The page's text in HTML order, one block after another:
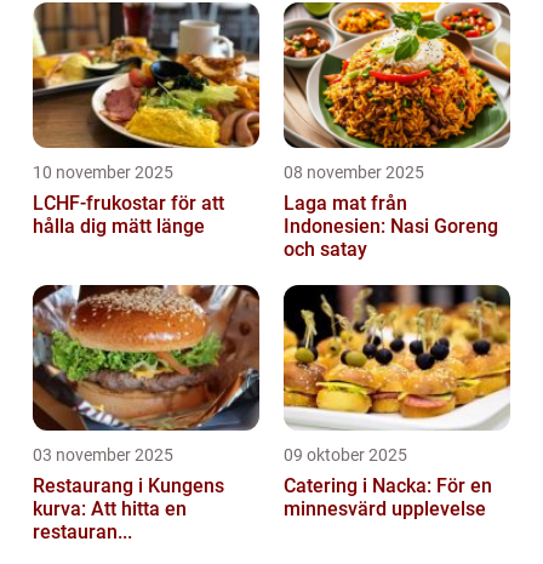
10 november 2025
LCHF-frukostar för att
hålla dig mätt länge
08 november 2025
Laga mat från
Indonesien: Nasi Goreng
och satay
03 november 2025
Restaurang i Kungens
kurva: Att hitta en
restauran...
09 oktober 2025
Catering i Nacka: För en
minnesvärd upplevelse